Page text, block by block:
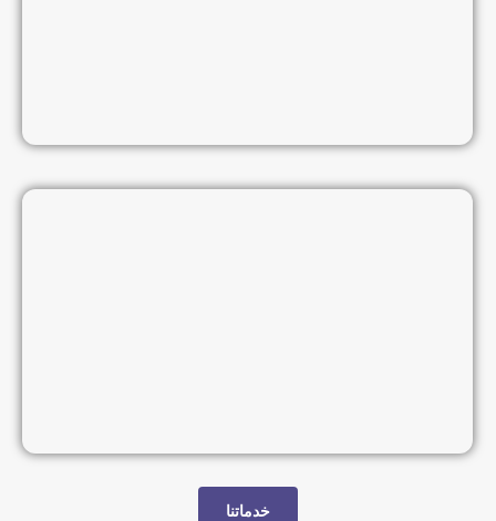
خدماتنا